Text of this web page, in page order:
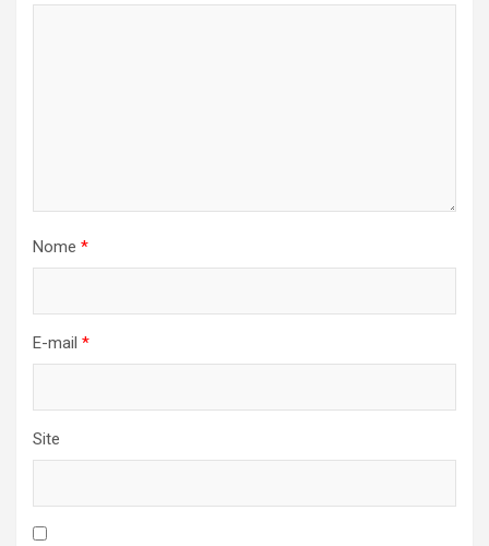
Nome *
E-mail *
Site